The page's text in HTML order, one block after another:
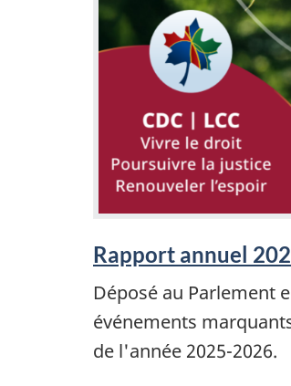
Rapport annuel
Déposé au Parlement
événements
de l'année 2025-2026.